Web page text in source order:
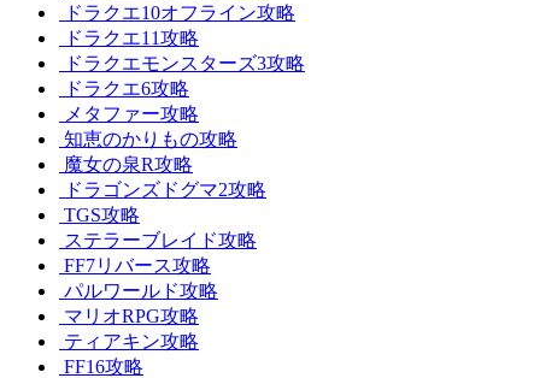
ドラクエ10オフライン攻略
ドラクエ11攻略
ドラクエモンスターズ3攻略
ドラクエ6攻略
メタファー攻略
知恵のかりもの攻略
魔女の泉R攻略
ドラゴンズドグマ2攻略
TGS攻略
ステラーブレイド攻略
FF7リバース攻略
パルワールド攻略
マリオRPG攻略
ティアキン攻略
FF16攻略